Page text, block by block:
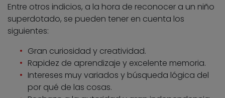
Entre otros indicios, a la hora de reconocer a un niño
superdotado, se pueden tener en cuenta los
siguientes:
Gran curiosidad y creatividad.
Rapidez de aprendizaje y excelente memoria.
Intereses muy variados y búsqueda lógica del
por qué de las cosas.